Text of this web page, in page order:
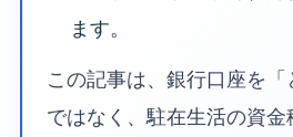
ます。
この記事は、銀行口座を「
ではなく、駐在生活の資金